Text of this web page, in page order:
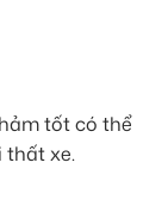
tốt có thể
thất xe.